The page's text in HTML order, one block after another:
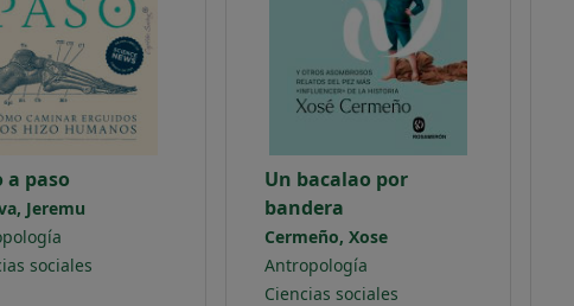
a paso
Jeremu
sociales
Un bacalao por
bandera
Cermeño, Xose
Antropología
Ciencias sociales